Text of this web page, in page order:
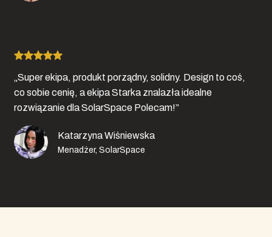
„Super ekipa, produkt porządny, solidny. Design to coś,
co sobie cenię, a ekipa Starka znalazła idealne
rozwiązanie dla SolarSpace Polecam!”
Katarzyna Wiśniewska
Menadżer, SolarSpace